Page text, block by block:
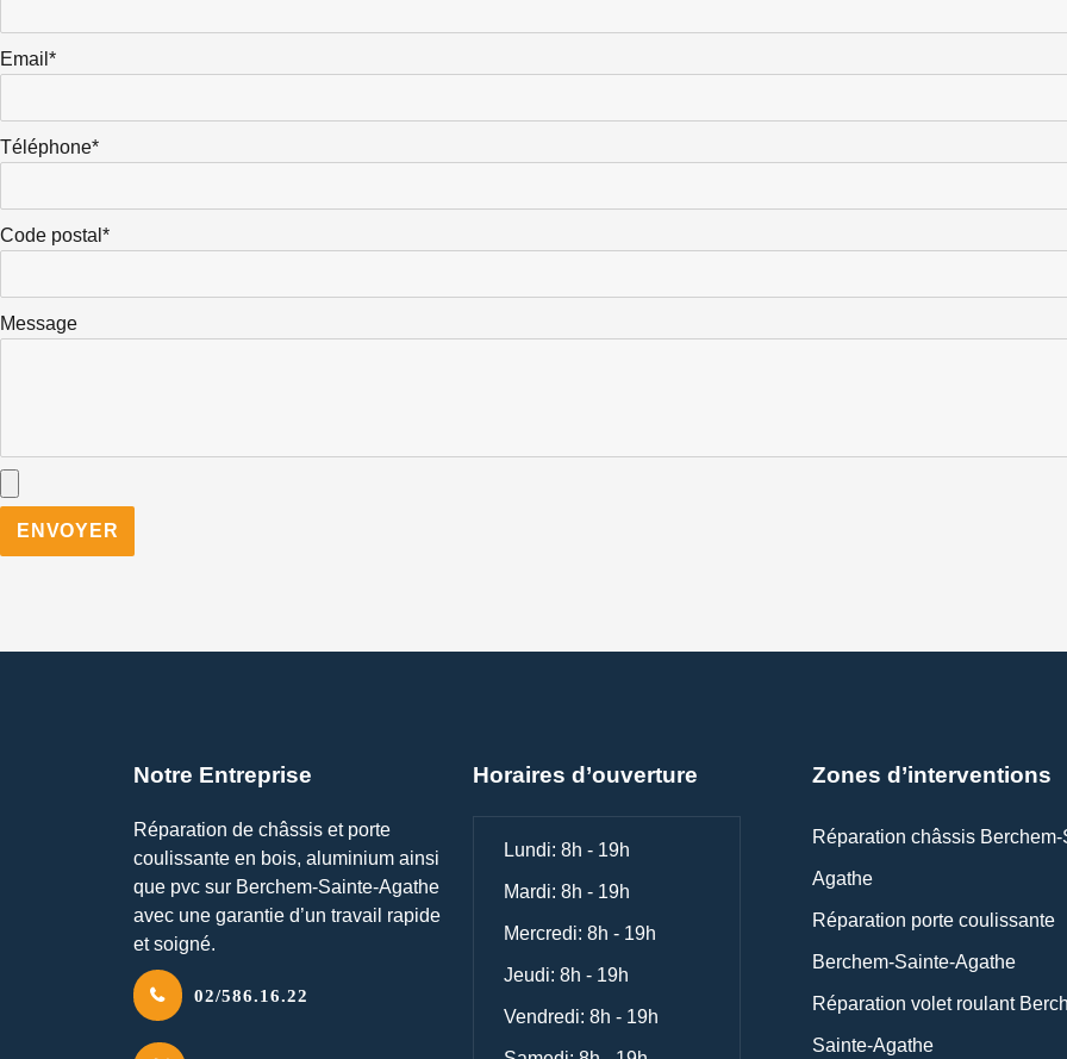
Email*
Téléphone*
Code postal*
Message
e
Notre Entreprise
Réparation de châssis et porte
coulissante en bois, aluminium ainsi
que pvc sur Berchem-Sainte-Agathe
avec une garantie d’un travail rapide
et soigné.
02/586.16.22
Horaires d’ouverture
Lundi: 8h - 19h
Mardi: 8h - 19h
Mercredi: 8h - 19h
Jeudi: 8h - 19h
Vendredi: 8h - 19h
Zones d’interventions
Réparation châssis
Agathe
Réparation porte coulissante
Berchem-Sainte-Agathe
Réparation volet roulant
Sainte-Agathe